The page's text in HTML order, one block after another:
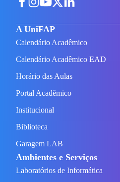
A UniFAP
Calendário Acadêmico
Calendário Acadêmico EAD
Horário das Aulas
Portal Acadêmico
Institucional
Biblioteca
Garagem LAB
Ambientes e Serviços
Laboratórios de Informática